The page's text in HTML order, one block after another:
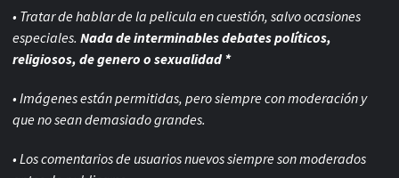
• Tratar de hablar de la pelicula en cuestión, salvo ocasiones
especiales. Nada de interminables debates políticos,
religiosos, de genero o sexualidad *
• Imágenes están permitidas, pero siempre conmoderación y
que no sean demasiado grandes.
• Los comentarios de usuarios nuevos siempre son moderados